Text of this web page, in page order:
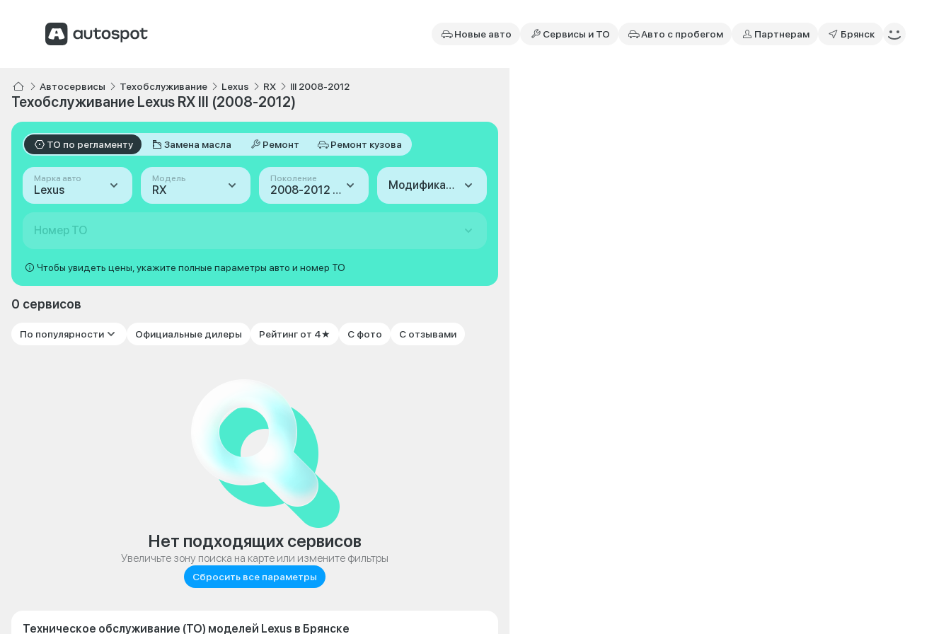
Новые авто Сервисы и ТО Авто с пробегом Партнерам Брянск
Автосервисы Техобслуживание Lexus RX III 2008-2012
Техобслуживание Lexus RX III (2008-2012)
ТО по регламенту Замена масла Ремонт Ремонт кузова
Марка авто
Lexus
Модель
RX
Поколение
2008-2012 (III) Модификация
Номер ТО
Чтобы увидеть цены, укажите полные параметры авто и номер ТО
0 сервисов
По популярности Официальные дилеры Рейтинг от 4★ С фото С отзывами
Нет подходящих сервисов
Увеличьте зону поиска на карте или измените фильтры
Сбросить все параметры
Техническое обслуживание (ТО) моделей Lexus в Брянске